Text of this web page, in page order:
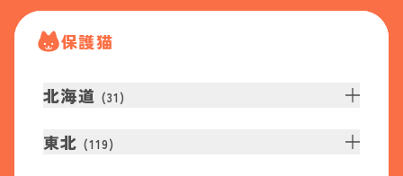
保護猫
北海道 (31 )
東北 (119)